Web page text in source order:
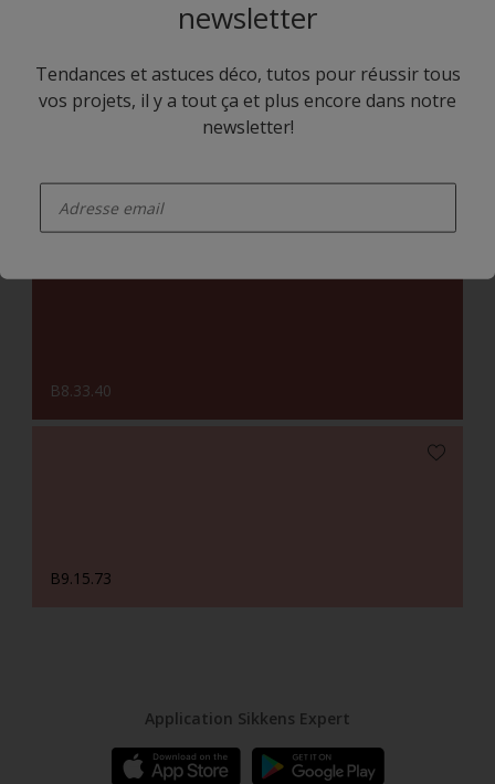
B9.34.22
B8.33.40
B9.15.73
newsletter
Tendances et astuces déco, tutos pour réussir tous
vos projets, il y a tout ça et plus encore dans notre
newsletter!
Application Sikkens Expert